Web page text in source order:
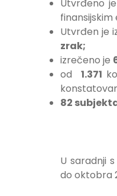
Utvrđeno je
finansijskim
Utvrđen je
zrak;
izrečeno je
od1.371
82
U saradnji
do oktobra